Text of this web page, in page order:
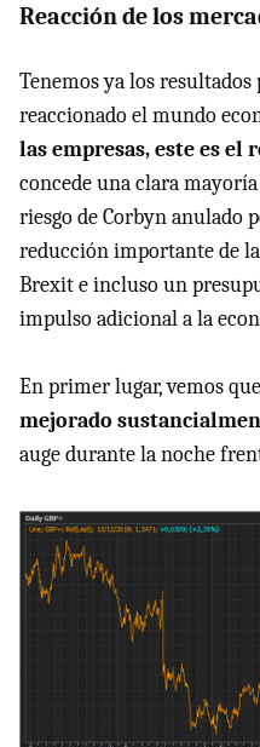
Reacción de los
Tenemos ya los
reaccionado el mundo
las empresas, este es el
concede una clara
riesgo de Corbyn anulado
reducción importante de
Brexit e incluso un
impulso adicional a la
En primer lugar, vemos que
mejorado
auge durante la noche